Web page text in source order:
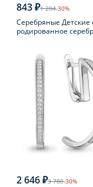
843 ₽1 204-30%
Серебряные Детские
родированное
2 646 ₽3 780-30%